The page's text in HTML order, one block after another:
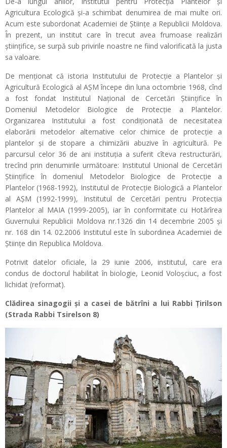
Agricultura Ecologică și-a schimbat denumirea de mai multe ori.
Acum este subordonat Academiei de Științe a Republicii Moldova.
În prezent, un institut care în trecut avea frumoase realizări
științifice, se surpă sub privirile noastre ne fiind valorificată la justa
sa valoare.
De menționat că istoria Institutului de Protecţie a Plantelor şi
Agricultură Ecologică al AŞM începe din luna octombrie 1968, cînd
a fost fondat Institutul Naţional de Cercetări Ştiinţifice în
Domeniul Metodelor Biologice de Protecţie a Plantelor.
Organizarea Institutului a fost condiţionată de necesitatea
elaborării metodelor alternative celor chimice de protecţie a
plantelor şi de stopare a chimizării abuzive în agricultură. Pe
parcursul celor 36 de ani instituţia a suferit cîteva restructurări,
trecînd prin denumirile următoare: Institutul Unional de Cercetări
Ştiinţifice în domeniul Metodelor Biologice de Protecţie a
Plantelor (1968-1992), Institutul de Protecţie Biologică a Plantelor
al AŞM (1992-1999), Institutul de Cercetări pentru Protecţia
Plantelor al MAIA (1999-2005), iar în conformitate cu Hotărîrea
Guvernului Republicii Moldova nr.1326 din 14 decembrie 2005 şi
nr. 168 din 14. 02.2006 Institutul este în subordinea Academiei de
Ştiinţe din Republica Moldova.
Potrivit datelor oficiale, la 29 iunie 2006, institutul, care era
condus de doctorul habilitat în biologie, Leonid Voloșciuc, a fost
lichidat (reformat).
Clădirea sinagogii și a casei de bătrîni a lui Rabbi Ţirilson​
(Strada Rabbi Tsirelson 8)